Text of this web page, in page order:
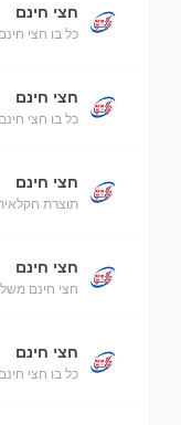
חצי חינם
כל בו חצי
חצי חינם
כל בו חצי
חצי חינם
תוצרת
חצי חינם
חצי חינם
חצי חינם
כל בו חצי